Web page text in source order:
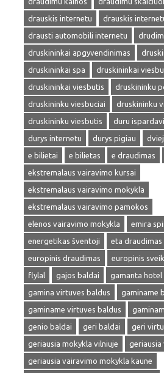
drauskis internetu
drauskis
drausti automobili internetu
druskininkai apgyvendinimas
druskininkai spa
druskininkai
druskininkai viesbutis
druskininku
druskininku viesbuciai
druskininku
druskininku viesbutis
duru
durys internetu
durys pigiau
e bilietai
e bilietas e draudimas
ekstremalaus vairavimo kursai
ekstremalaus vairavimo mokykla
ekstremalaus vairavimo pamokos
elenos vairavimo mokykla
emira
energetikas šventoji
eta draudimas
europinis draudimas
europinis
flylal
gajos baldai
gamanta hotel
gamina virtuves baldus
gaminame
gaminame virtuves baldus
genio baldai
geri baldai
geri
geriausia mokykla vilniuje
geriausia
geriausia vairavimo mokykla kaune